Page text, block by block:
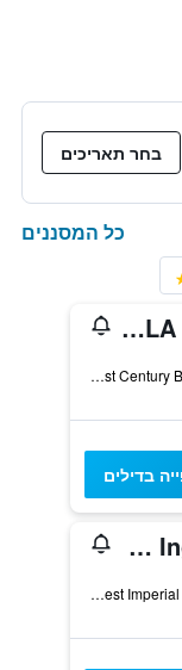
בחר תאריכים
כל המסננים
Best Western Plus Suites Hotel - LAX Airport LA Stadium
5005 West Century Boulevard, אינגלווד, CA, ארצות הברית
בדילים
La Quinta Inn & Suites by Wyndham Inglewood
3945 West Imperial Highway, אינגלווד, CA, ארצות הברית